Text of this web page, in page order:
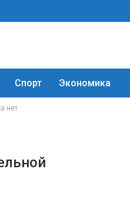
Спорт Экономика
нет